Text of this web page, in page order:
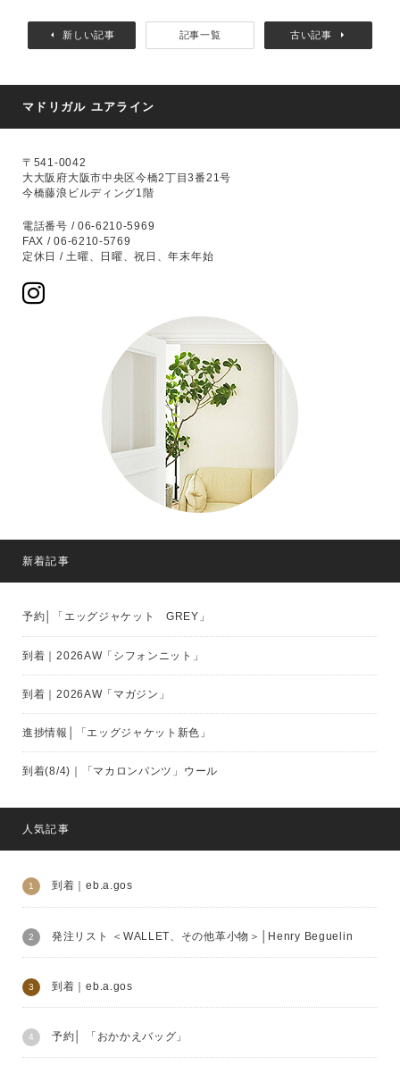
新しい記事 記事一覧 古い記事
マドリガル ユアライン
〒541-0042
大大阪府大阪市中央区今橋2丁目3番21号
今橋藤浪ビルディング1階
電話番号 / 06-6210-5969
FAX / 06-6210-5769
定休日 / 土曜、日曜、祝日、年末年始
新着記事
予約│「エッグジャケット GREY」
到着｜2026AW「シフォンニット」
到着｜2026AW「マガジン」
進捗情報│「エッグジャケット新色」
到着(8/4)｜「マカロンパンツ」ウール
人気記事
到着｜eb.a.gos
発注リスト ＜WALLET、その他革小物＞│Henry Beguelin
到着｜eb.a.gos
予約│ 「おかかえバッグ」